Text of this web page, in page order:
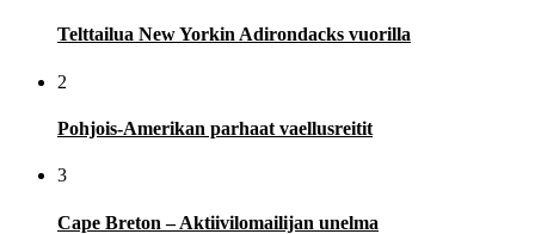
Telttailua New Yorkin Adirondacks vuorilla
2
Pohjois-Amerikan parhaat vaellusreitit
3
Cape Breton – Aktiivilomailijan unelma